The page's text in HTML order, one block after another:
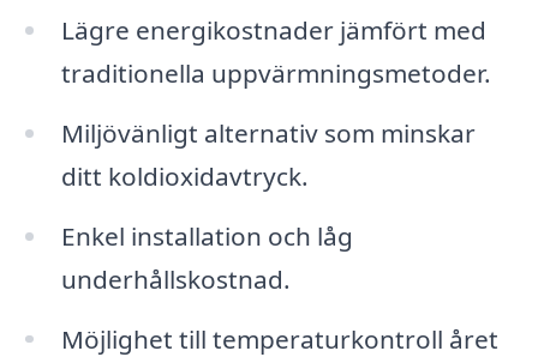
Lägre energikostnader jämfört med
traditionella uppvärmningsmetoder.
Miljövänligt alternativ som minskar
ditt koldioxidavtryck.
Enkel installation och låg
underhållskostnad.
Möjlighet till temperaturkontroll året